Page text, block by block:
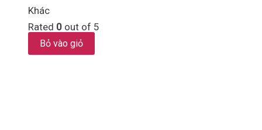
Khác
Rated 0 out of 5
Bỏ vào giỏ